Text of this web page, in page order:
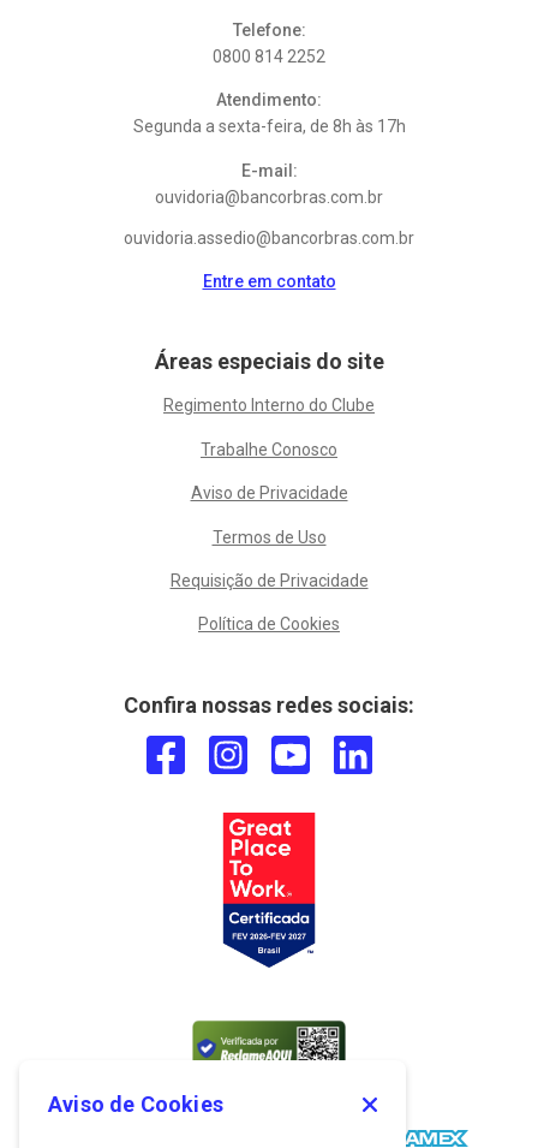
Telefone:
0800 814 2252
Atendimento:
Segunda a sexta-feira, de 8h às 17h
E-mail:
ouvidoria@bancorbras.com.br
ouvidoria.assedio@bancorbras.com.br
Entre em contato
Áreas especiais do site
Regimento Interno do Clube
Trabalhe Conosco
Aviso de Privacidade
Termos de Uso
Requisição de Privacidade
Política de Cookies
Confira nossas redes sociais:
Aviso de Cookies